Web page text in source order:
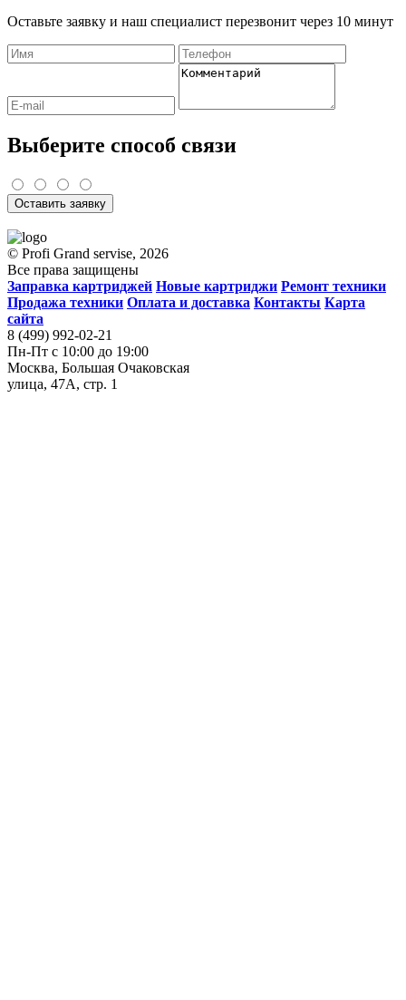
Оставьте заявку и наш специалист перезвонит через 10 минут
Выберите способ связи
Оставить заявку
© Profi Grand servise, 2026
Все права защищены
Заправка картриджей Новые картриджи Ремонт техники
Продажа техники Оплата и доставка Контакты Карта
сайта
8 (499) 992-02-21
Пн-Пт с 10:00 до 19:00
Москва, Большая Очаковская
улица, 47А, стр. 1